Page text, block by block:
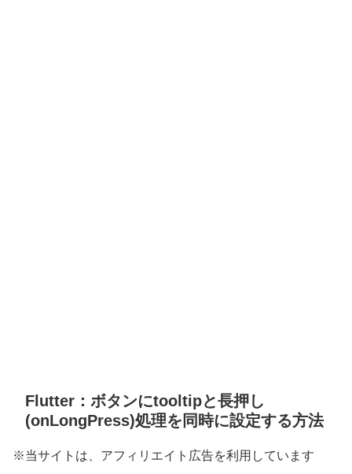
Flutter：ボタンにtooltipと長押し
(onLongPress)処理を同時に設定する方法
※当サイトは、アフィリエイト広告を利用しています